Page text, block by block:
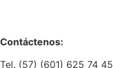
Contáctenos:
Tel. (57) (601) 625 74 45